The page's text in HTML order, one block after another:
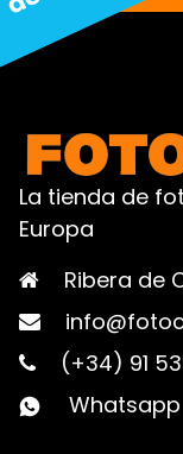
La tienda de
Europa
Ribera de
(+34) 91
Whatsapp